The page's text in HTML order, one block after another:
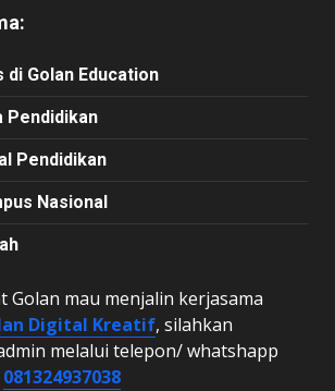
di Golan Education
Pendidikan
Pendidikan
Nasional
Golan mau menjalin kerjasama
Digital Kreatif, silahkan
melalui telepon/ whatshapp
081324937038